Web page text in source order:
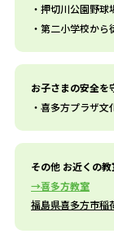
押切川公園野球
第二小学校から
お子さまの安全を
喜多方プラザ文
その他 お近くの教
喜多方教室
福島県喜多方市稲